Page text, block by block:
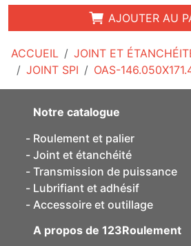
ACCUEIL JOINT ET
JOINT SPI
OAS-
AJOUTER AU
Notre catalogue
Roulement et palier
Joint et étanchéité
Transmission de puissance
Lubrifiant et adhésif
Accessoire et outillage
A propos de 123Roulement